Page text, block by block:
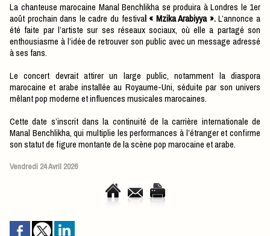
La chanteuse marocaine Manal Benchlikha se produira à Londres le 1er
août prochain dans le cadre du festival « Mzika Arabiyya ».L’annonce a
été faite par l’artiste sur ses réseaux sociaux, où elle a partagé son
enthousiasme à l’idée de retrouver son public avec un message adressé
à ses fans.
Le concert devrait attirer un large public, notamment la diaspora
marocaine et arabe installée au Royaume-Uni, séduite par son univers
mêlant pop moderne et influences musicales marocaines.
Cette date s’inscrit dans la continuité de la carrière internationale de
Manal Benchlikha, qui multiplie les performances à l’étranger et confirme
son statut de figure montante de la scène pop marocaine et arabe.
Vendredi 24 Avril 2026